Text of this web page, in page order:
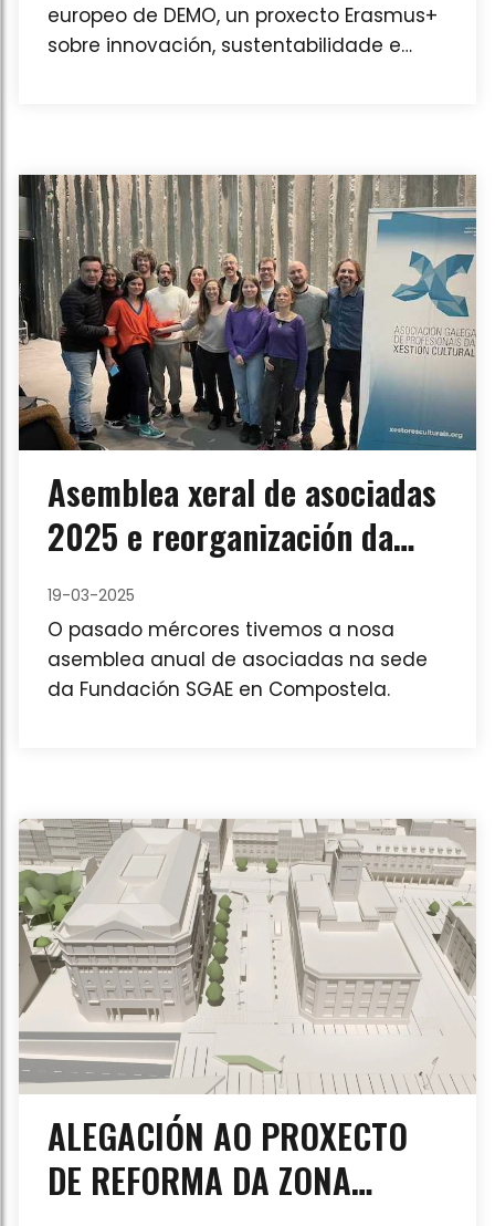
europeo de DEMO, un proxecto Erasmus+
sobre innovación, sustentabilidade e
Asemblea xeral de asociadas
2025 e reorganización da
Xunta Directiva
19-03-2025
O pasado mércores tivemos a nosa
asemblea anual de asociadas na sede
da Fundación SGAE en Compostela.
ALEGACIÓN AO PROXECTO
DE REFORMA DA ZONA